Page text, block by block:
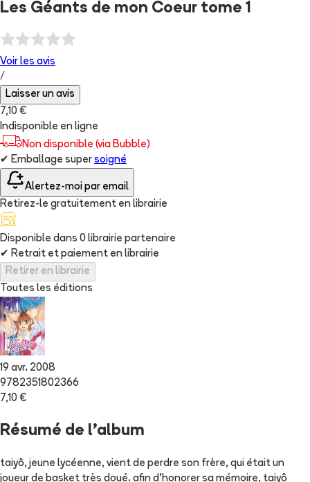
Les Géants de mon Coeur tome 1
Voir les avis
/
Laisser un avis
7,10 €
Indisponible en ligne
Non disponible (via Bubble)
✔ Emballage super soigné
Alertez-moi par email
Retirez-le gratuitement en librairie
Disponible dans 0 librairie partenaire
✔ Retrait et paiement en librairie
Retirer en librairie
Toutes les éditions
19 avr. 2008
9782351802366
7,10 €
Résumé de l'album
taiyô, jeune lycéenne, vient de perdre son frère, qui était un
joueur de basket très doué. afin d'honorer sa mémoire, taiyô